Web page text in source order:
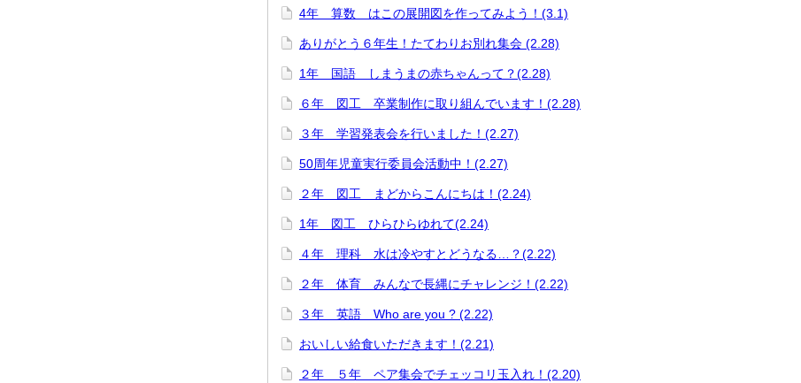
4年 算数 はこの展開図を作ってみよう！(3.1)
ありがとう６年生！たてわりお別れ集会 (2.28)
1年 国語 しまうまの赤ちゃんって？(2.28)
６年 図工 卒業制作に取り組んでいます！(2.28)
３年 学習発表会を行いました！(2.27)
50周年児童実行委員会活動中！(2.27)
２年 図工 まどからこんにちは！(2.24)
1年 図工 ひらひらゆれて(2.24)
４年 理科 水は冷やすとどうなる…？(2.22)
２年 体育 みんなで長縄にチャレンジ！(2.22)
３年 英語 Who are you ? (2.22)
おいしい給食いただきます！(2.21)
２年 ５年 ペア集会でチェッコリ玉入れ！(2.20)